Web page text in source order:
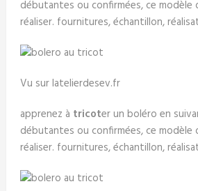
débutantes ou confirmées, ce modèle
réaliser. fournitures, échantillon,
Vu sur latelierdesev.fr
apprenez à tricoter un boléro en
débutantes ou confirmées, ce modèle
réaliser. fournitures, échantillon,